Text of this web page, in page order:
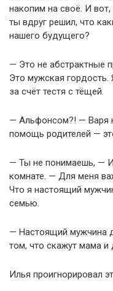
накопим на своё. И
ты вдруг решил, что
нашего будущего?
— Это не абстрактные
Это мужская
за счёт тестя с тёщей.
— Альфонсом?! — Варя
помощь родителей —
— Ты не понимаешь, —
комнате. — Для меня
Что я настоящий
семью.
— Настоящий мужчина
том, что скажут мама и
Илья проигнорировал